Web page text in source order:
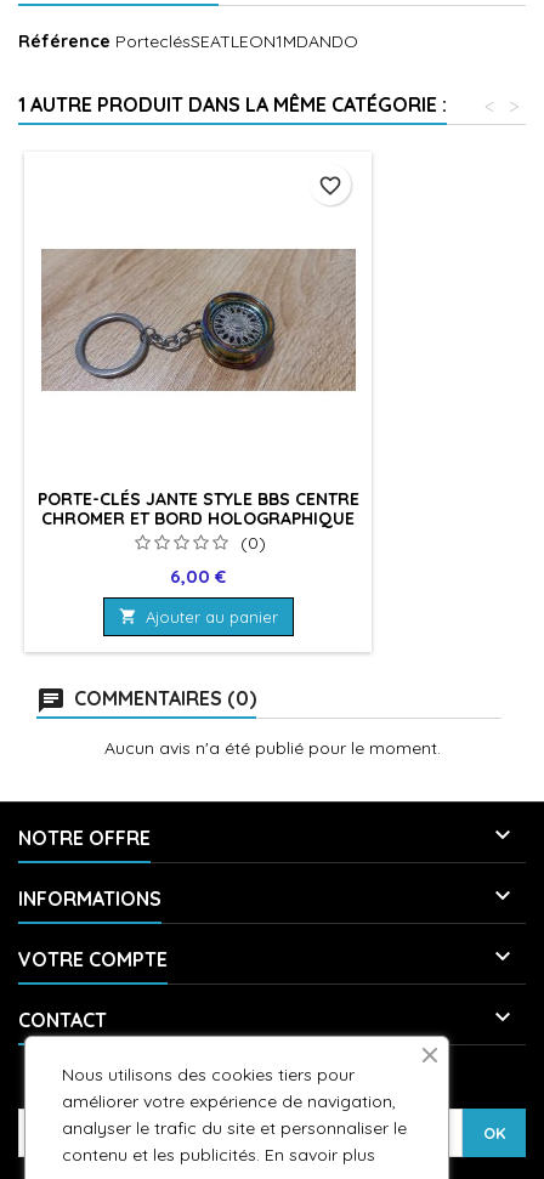
Référence PorteclésSEATLEON1MDANDO
1 AUTRE PRODUIT DANS LA MÊME CATÉGORIE : >
<
PORTE-CLÉS JANTE STYLE BBS CENTRE
CHROMER ET BORD HOLOGRAPHIQUE
(0)
Prix
6,00 €
 Ajouter au panier
favorite_border
COMMENTAIRES (0)
Aucun avis n'a été publié pour le moment.
NOTRE OFFRE 
INFORMATIONS 
VOTRE COMPTE 
CONTACT 
LETTRE D'INFORMATIONS
Nous utilisons des cookies tiers pour
améliorer votre expérience de navigation,
analyser le trafic du site et personnaliser le
contenu et les publicités. En savoir plus